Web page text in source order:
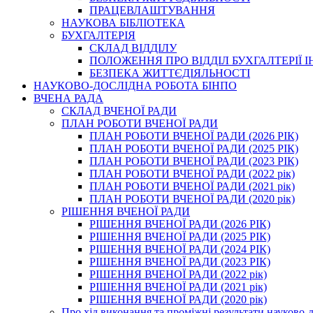
ПРАЦЕВЛАШТУВАННЯ
НАУКОВА БІБЛІОТЕКА
БУХГАЛТЕРІЯ
СКЛАД ВІДДІЛУ
ПОЛОЖЕННЯ ПРО ВІДДІЛ БУХГАЛТЕРІЇ
БЕЗПЕКА ЖИТТЄДІЯЛЬНОСТІ
НАУКОВО-ДОСЛІДНА РОБОТА БІНПО
ВЧЕНА РАДА
СКЛАД ВЧЕНОЇ РАДИ
ПЛАН РОБОТИ ВЧЕНОЇ РАДИ
ПЛАН РОБОТИ ВЧЕНОЇ РАДИ (2026 РІК)
ПЛАН РОБОТИ ВЧЕНОЇ РАДИ (2025 РІК)
ПЛАН РОБОТИ ВЧЕНОЇ РАДИ (2023 РІК)
ПЛАН РОБОТИ ВЧЕНОЇ РАДИ (2022 рік)
ПЛАН РОБОТИ ВЧЕНОЇ РАДИ (2021 рік)
ПЛАН РОБОТИ ВЧЕНОЇ РАДИ (2020 рік)
РІШЕННЯ ВЧЕНОЇ РАДИ
РІШЕННЯ ВЧЕНОЇ РАДИ (2026 РІК)
РІШЕННЯ ВЧЕНОЇ РАДИ (2025 РІК)
РІШЕННЯ ВЧЕНОЇ РАДИ (2024 РІК)
РІШЕННЯ ВЧЕНОЇ РАДИ (2023 РІК)
РІШЕННЯ ВЧЕНОЇ РАДИ (2022 рік)
РІШЕННЯ ВЧЕНОЇ РАДИ (2021 рік)
РІШЕННЯ ВЧЕНОЇ РАДИ (2020 рік)